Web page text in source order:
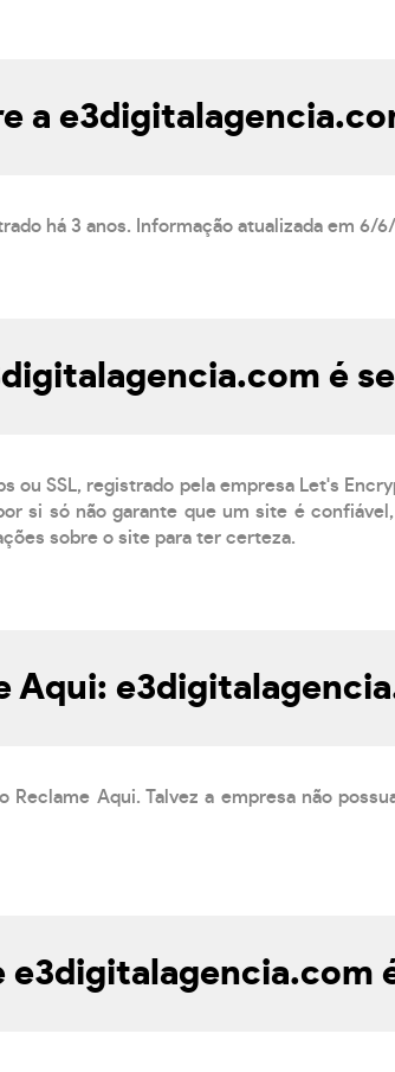
a
há 3 anos. Informação atualizada em 6/
é
ou SSL, registrado pela empresa Let's
si só não garante que um site é
sobre o site para ter certeza.
Aqui:
Reclame Aqui. Talvez a empresa não
e3digitalagencia.com